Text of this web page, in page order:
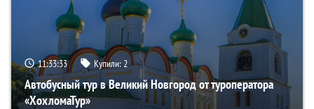
11:33:31 Купили:2
Автобусный тур в Великий Новгород от туроператора
«ХохломаТур»